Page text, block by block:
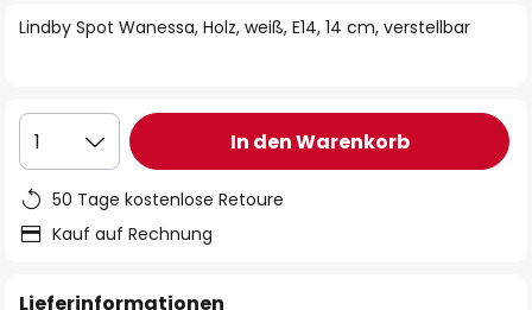
Lindby Spot Wanessa, Holz, weiß, E14, 14 cm, verstellbar
1 In den Warenkorb
50 Tage kostenlose Retoure
Kauf auf Rechnung
Lieferinformationen